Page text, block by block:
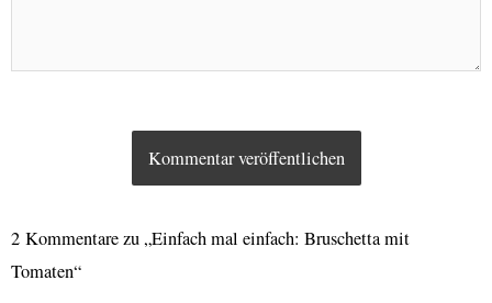
2 Kommentare zu „Einfach mal einfach: Bruschetta mit
Tomaten“